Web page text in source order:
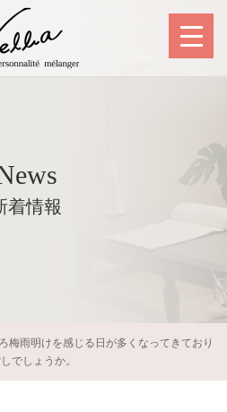
着情報
梅雨明けを感じる日が多くなってきており
でしょうか。